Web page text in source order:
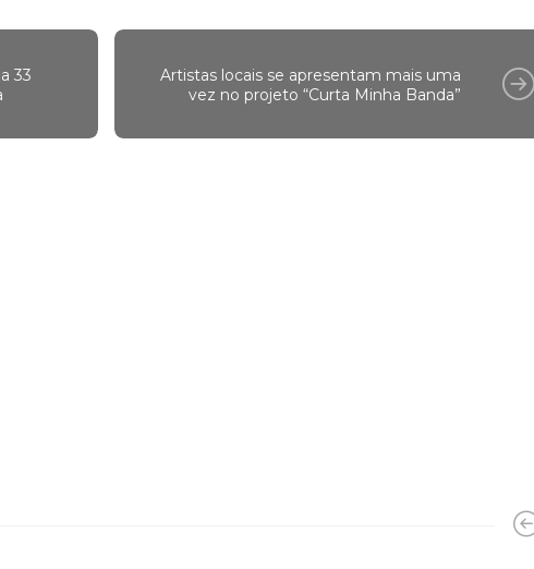
33
Artistas locais se apresentam mais uma
vez no projeto “Curta Minha Banda”